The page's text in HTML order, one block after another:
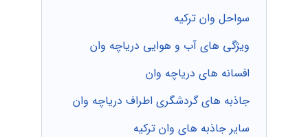
سواحل وان ترکیه
ویژگی های آب و هوایی دریاچه وان
افسانه های دریاچه وان
جاذبه های گردشگری اطراف دریاچه وان
سایر جاذبه های وان ترکیه